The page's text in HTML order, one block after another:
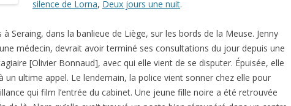
silence de Lorna, Deux jours une nuit.
à Seraing, dans la banlieue de Liège, sur les bords de la Meuse. Jenny
médecin, devrait avoir terminé ses consultations du jour depuis une
[Olivier Bonnaud], avec qui elle vient de se disputer. Épuisée, elle
un ultime appel. Le lendemain, la police vient sonner chez elle pour
qui film l’entrée du cabinet. Une jeune fille noire a été retrouvée